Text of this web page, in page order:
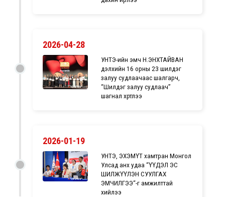
2026-04-28
УНТЭ-ийн эмч Н.ЭНХТАЙВАН
дэлхийн 16 орны 23 шилдэг
залуу судлаачаас шалгарч,
“Шилдэг залуу судлаач”
шагнал хүртлээ
2026-01-19
УНТЭ, ЭХЭМҮТ хамтран Монгол
Улсад анх удаа “ҮҮДЭЛ ЭС
ШИЛЖҮҮЛЭН СУУЛГАХ
ЭМЧИЛГЭЭ“-г амжилттай
хийлээ